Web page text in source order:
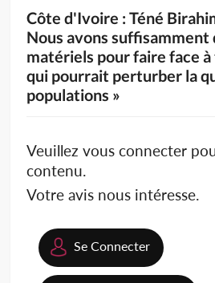
Côte d'Ivoire : Téné
Nous avons suffisamment
matériels pour faire face
qui pourrait perturber la
populations »
Veuillez vous connecter
contenu.
Votre avis nous intéresse.
Se Connecter